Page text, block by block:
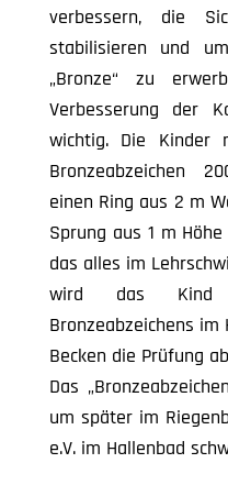
verbessern, die
stabilisieren und
„Bronze“ zu
Verbesserung der
wichtig. Die Kinder
Bronzeabzeichen
einen Ring aus 2 m
Sprung aus 1 m
das alles im
wird das Kind
Bronzeabzeichens
Becken die Prüfung
Das
um später im
e.V. im Hallenbad